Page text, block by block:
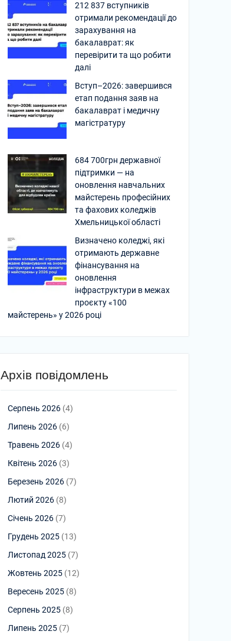
212 837 вступників
отримали рекомендації до
зарахування на
бакалаврат: як
перевірити та що робити
далі
Вступ–2026: завершився
етап подання заяв на
бакалаврат і медичну
магістратуру
684 700грн державної
підтримки — на
оновлення навчальних
майстерень професійних
та фахових коледжів
Хмельницької області
Визначено коледжі, які
отримають державне
фінансування на
оновлення
інфраструктури в межах
проєкту «100
майстерень» у 2026 році
Архів повідомлень
Серпень 2026 (4)
Липень 2026 (6)
Травень 2026 (4)
Квітень 2026 (3)
Березень 2026 (7)
Лютий 2026 (8)
Січень 2026 (7)
Грудень 2025 (13)
Листопад 2025 (7)
Жовтень 2025 (12)
Вересень 2025 (8)
Серпень 2025 (8)
Липень 2025 (7)